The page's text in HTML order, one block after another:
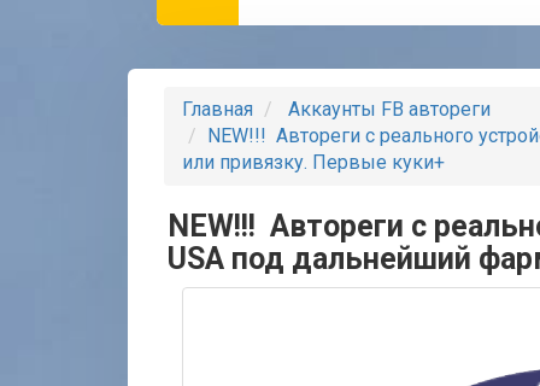
Главная
Аккаунты FB автореги
NEW!!! Автореги с реального
или привязку. Первые куки+
NEW!!! Автореги с
USA под дальнейший